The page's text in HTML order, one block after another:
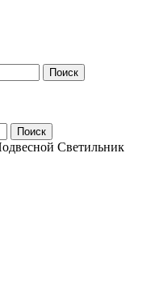
Поиск
Поиск
Светильник